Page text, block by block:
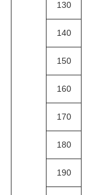
130
140
150
160
170
180
190